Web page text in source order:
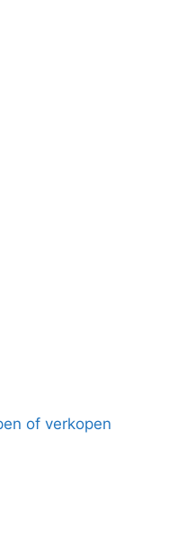
of verkopen